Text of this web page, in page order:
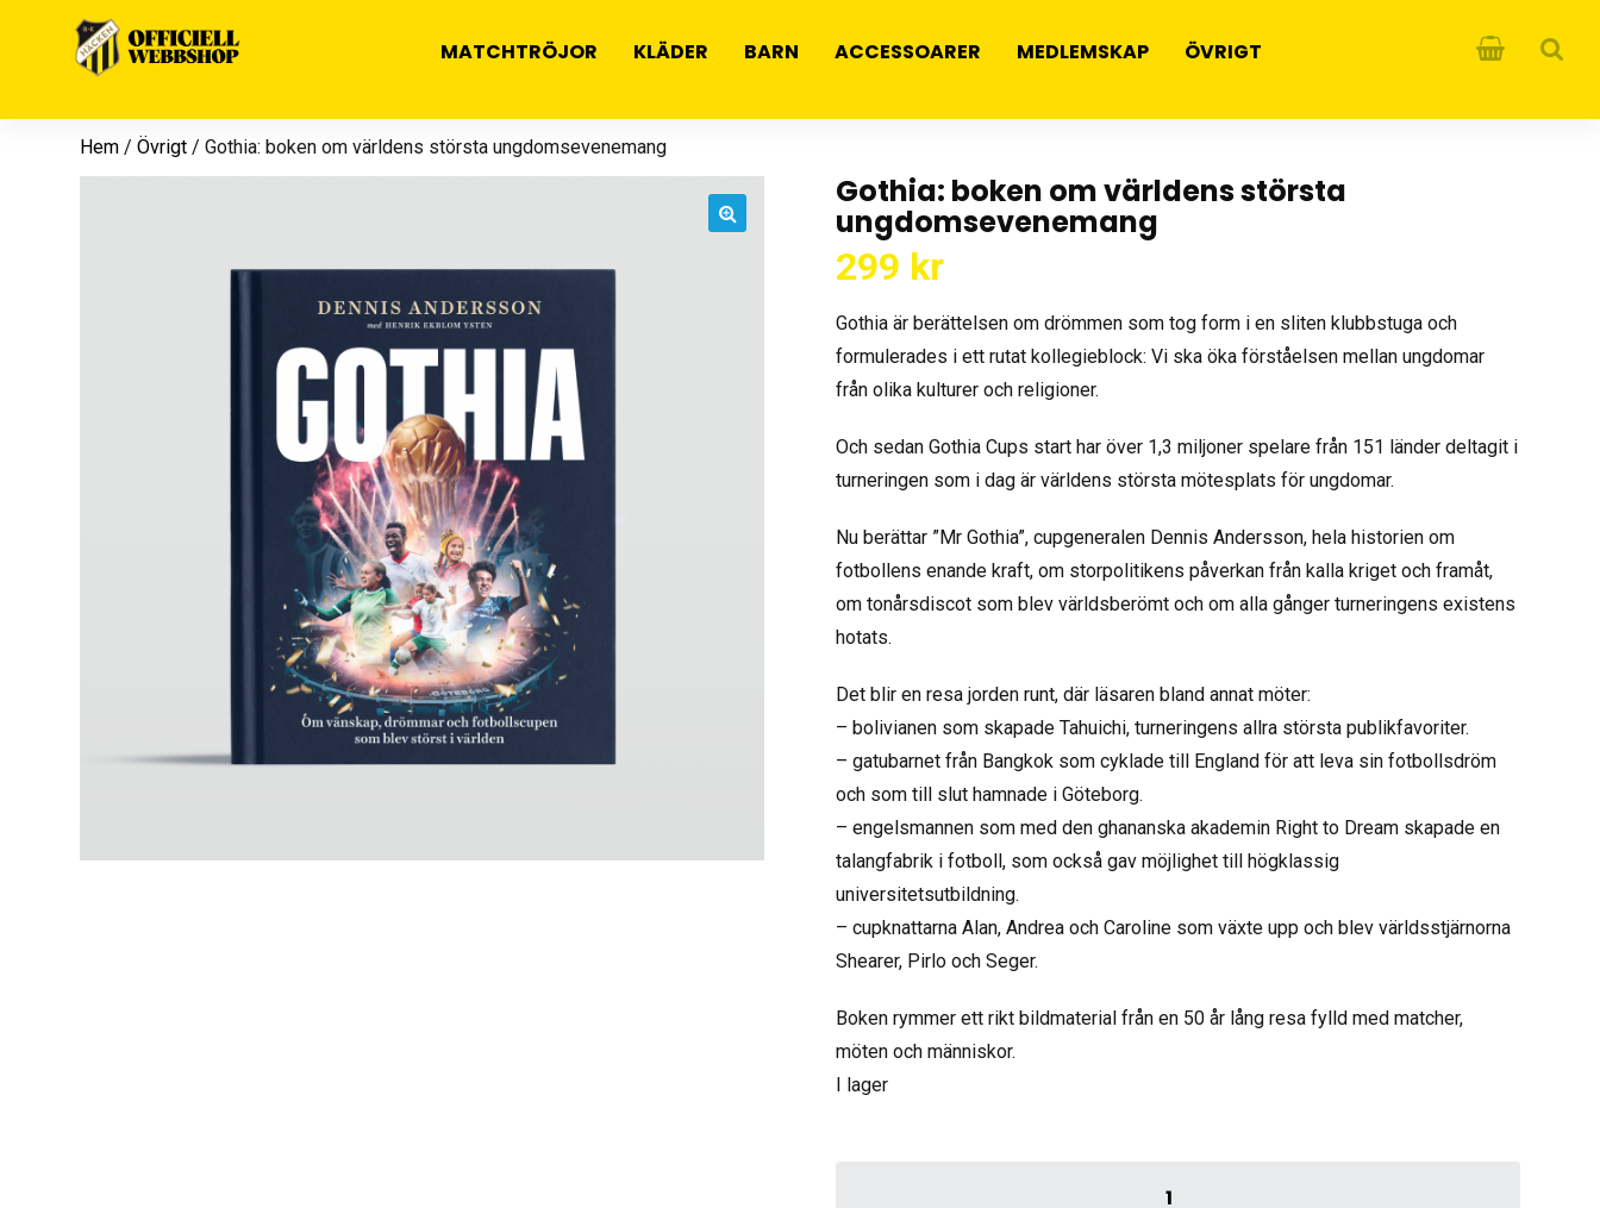
MATCHTRÖJOR KLÄDER BARN ACCESSOARER MEDLEMSKAP ÖVRIGT
Hem /Övrigt / Gothia: boken om världens största ungdomsevenemang
Gothia: boken om världens största
ungdomsevenemang
299 kr
Gothia är berättelsen om drömmen som tog form i en sliten klubbstuga och
formulerades i ett rutat kollegieblock: Vi ska öka förståelsen mellan ungdomar
från olika kulturer och religioner.
Och sedan Gothia Cups start har över 1,3 miljoner spelare från 151 länder deltagit i
turneringen som i dag är världens största mötesplats för ungdomar.
Nu berättar ”Mr Gothia”, cupgeneralen Dennis Andersson, hela historien om
fotbollens enande kraft, om storpolitikens påverkan från kalla kriget och framåt,
om tonårsdiscot som blev världsberömt och om alla gånger turneringens existens
hotats.
Det blir en resa jorden runt, där läsaren bland annat möter:
– bolivianen som skapade Tahuichi, turneringens allra största publikfavoriter.
– gatubarnet från Bangkok som cyklade till England för att leva sin fotbollsdröm
och som till slut hamnade i Göteborg.
– engelsmannen som med den ghananska akademin Right to Dream skapade en
talangfabrik i fotboll, som också gav möjlighet till högklassig
universitetsutbildning.
– cupknattarna Alan, Andrea och Caroline som växte upp och blev världsstjärnorna
Shearer, Pirlo och Seger.
Boken rymmer ett rikt bildmaterial från en 50 år lång resa fylld med matcher,
möten och människor.
I lager